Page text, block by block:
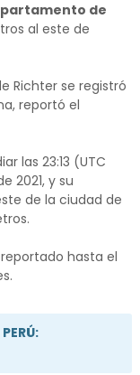
de
al este de
Richter se registró
reportó el
las 23:13 (UTC
2021, y su
de la ciudad de
hasta el